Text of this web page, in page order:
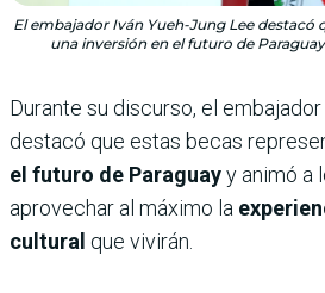
El embajador Iván Yueh-Jung Lee destacó
una inversión en el futuro de
Durante su discurso, el
destacó que estas becas
el futuro de Paraguayy animó a
aprovechar al máximo la
cultural que vivirán.